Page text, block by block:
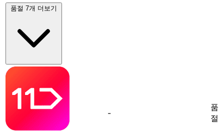
품절 7개 더보기
-
품
절